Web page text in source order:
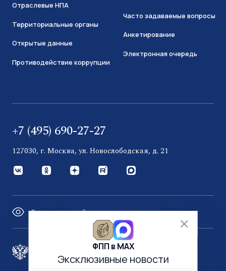
Отраслевые НПА
Территориальные органы
Открытые данные
Противодействие коррупции
Часто задаваемые вопросы
Анкетирование
Электронная очередь
+7 (495) 690-27-27
127030, г. Москва, ул. Новослободская, д. 21
Версия для слабовидящих
Правительство России
ФПП в МАХ
Эксклюзивные новости